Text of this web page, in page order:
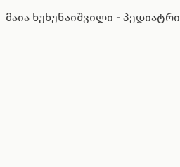
მაია ხუხუნაიშვილი - პედიატრი